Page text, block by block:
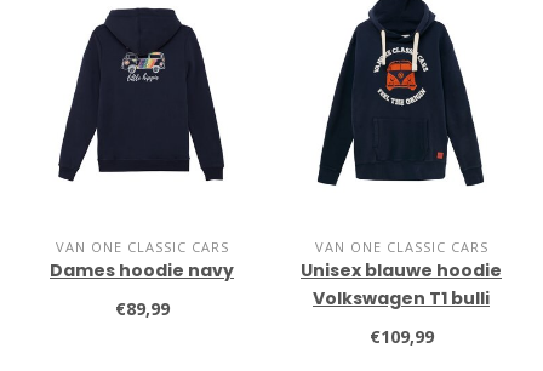
VAN ONE CLASSIC CARS
Dames hoodie navy
€89,99
VAN ONE CLASSIC CARS
Unisex blauwe hoodie
Volkswagen T1 bulli
€109,99